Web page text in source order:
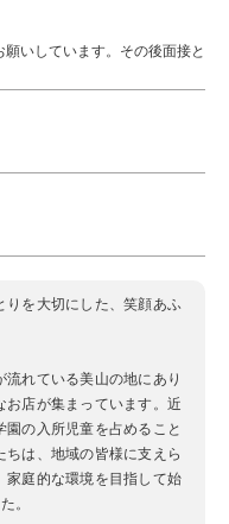
いしています。その後面接と
を大切にした、笑顔あふ
れている美山の地にあり
お店が集まっています。近
の入所児童を占めること
は、地域の皆様に支えら
家庭的な環境を目指して始
。